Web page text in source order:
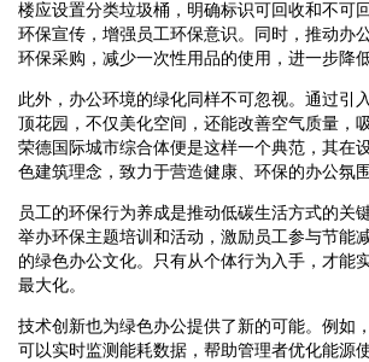
楼应设置分类垃圾桶，明确标识可回收和不可
环保宣传，增强员工环保意识。同时，推动办
环保采购，减少一次性用品的使用，进一步降
此外，办公环境的绿化同样不可忽视。通过引
顶花园，不仅美化空间，还能改善空气质量，
荣德国际城市综合体便是这样一个典范，其在
色建筑理念，致力于营造健康、环保的办公氛围
员工的环保行为养成是推动低碳生活方式的关
举办环保主题培训和活动，激励员工参与节能
的绿色办公文化。只有从个体行为入手，才能
最大化。
技术创新也为绿色办公提供了新的可能。例如
可以实时监测能耗数据，帮助管理者优化能源